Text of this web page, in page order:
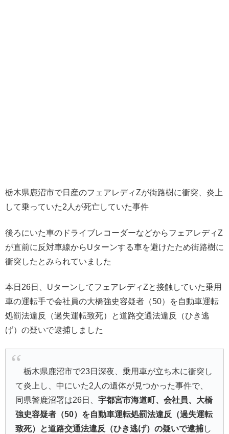
栃木県鹿沼市で日産のフェアレディZが街路樹に衝突、炎上
して乗っていた2人が死亡していた事件
後ろにいた車のドライブレコーダーなどからフェアレディZ
が直前に反対車線からUターンする車を避けたため街路樹に
衝突したとみられていました
本日26日、UターンしてフェアレディZと接触していた乗用
車の運転手で会社員の大橋強史容疑者（50）を自動車運転
処罰法違反（過失運転致死）と道路交通法違反（ひき逃
げ）の疑いで逮捕しました
栃木県鹿沼市で23日深夜、乗用車が立ち木に衝突し
て炎上し、中にいた2人の遺体が見つかった事件で、
同県警鹿沼署は26日、宇都宮市海道町、会社員、大橋
強史容疑者（50）を自動車運転処罰法違反（過失運転
致死）と道路交通法違反（ひき逃げ）の疑いで逮捕し